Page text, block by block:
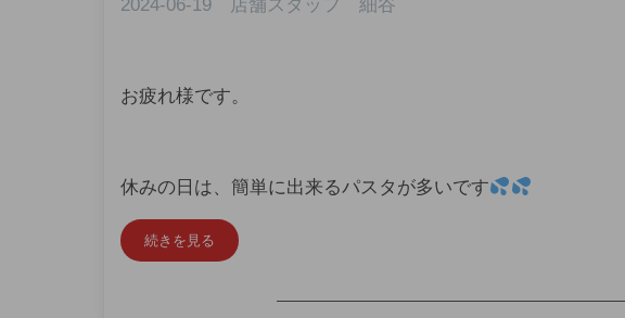
2024-06-19 店舗スタッフ 細谷
お疲れ様です。
休みの日は、簡単に出来るパスタが多いです
続きを見る